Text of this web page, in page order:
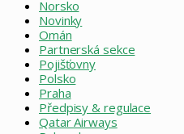
Norsko
Novinky
Omán
Partnerská sekce
Pojišťovny
Polsko
Praha
Předpisy & regulace
Qatar Airways